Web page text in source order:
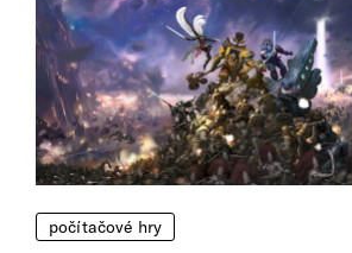
počítačové hry